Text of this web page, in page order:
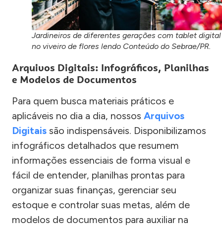
Jardineiros de diferentes gerações com tablet digital
no viveiro de flores lendo Conteúdo do Sebrae/PR.
Arquivos Digitais: Infográficos, Planilhas
e Modelos de Documentos
Para quem busca materiais práticos e
aplicáveis no dia a dia, nossos Arquivos
Digitais são indispensáveis. Disponibilizamos
infográficos detalhados que resumem
informações essenciais de forma visual e
fácil de entender, planilhas prontas para
organizar suas finanças, gerenciar seu
estoque e controlar suas metas, além de
modelos de documentos para auxiliar na